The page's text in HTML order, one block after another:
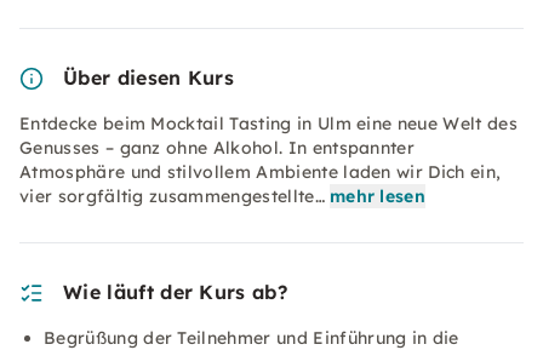
Über diesen Kurs
Entdecke beim Mocktail Tasting in Ulm eine neue Welt des
Genusses – ganz ohne Alkohol. In entspannter
Atmosphäre und stilvollem Ambiente laden wir Dich ein,
vier sorgfältig zusammengestellte… mehr lesen
Wie läuft der Kurs ab?
Begrüßung der Teilnehmer und Einführung in die